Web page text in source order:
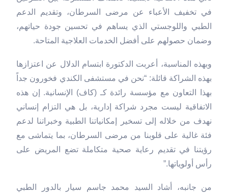
في تخفيف الأعباء عن مرضى السرطان، وتقديم الدعم
الطبي واللوجستي الذي يساهم في تحسين جودة حياتهم،
وضمان حصولهم على أفضل الخدمات العلاجية المتاحة.
وبهذه المناسبة، أعربت الدكتورة ابتسام الدلال عن اعتزازها
بهذه الشراكة قائلة: “نحن في مستشفى الكندي فخورون جداً
بهذا التعاون مع مؤسسة رائدة كـ (كاف) الإنسانية. إن هذه
الاتفاقية ليست مجرد شراكة إدارية، بل هي التزام إنساني
نهدف من خلاله إلى تسخير إمكانياتنا الطبية وخبراتنا لدعم
فئة غالية على قلوبنا من مرضى السرطان، بما يتماشى مع
رؤيتنا في تقديم رعاية صحية متكاملة تضع المريض على
رأس أولوياتها.”
من جانبه، أشاد السيد محمد جاسم سيار بالدور الطبي